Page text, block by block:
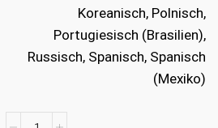
Koreanisch, Polnisch,
Portugiesisch (Brasilien),
Russisch, Spanisch, Spanisch
(Mexiko)
Street